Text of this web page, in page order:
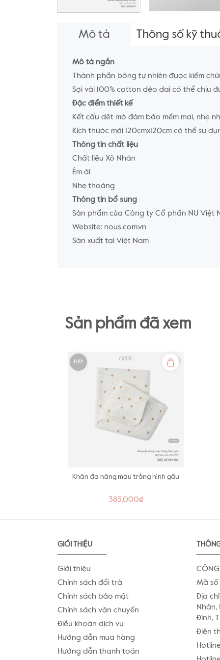
Mô tả Thông số kỹ
Mô tả ngắn
Thành phần bông tự nhiên được kiểm
Sợi vải 100% cotton dẻo dai có thể chịu
Đặc điểm thiết kế
Kết cấu dệt mở đảm bảo mềm mại, nhẹ
Kích thước mới 120cmx120cm có thể sự
Thông tin chất liệu
Chất liệu Xô Nhăn
Êm ái
Nhẹ thoáng
Thông tin bổ sung
Sản phẩm của Công ty Cổ phần NU Việt
Website: nous.com.vn
Sản xuất tại Việt Nam
Sản phẩm đã xem
Hết
Khăn đa năng màu trắng hình gấu
385,000₫
GIỚI THIỆU
Giới thiệu
Chính sách đổi trả
Chính sách bảo mật
Chính sách vận chuyển
Điều khoản dịch vụ
Hướng dẫn mua hàng
Hướng dẫn thanh toán
Mã số
Địa
Nhân,
Đình,
Điện